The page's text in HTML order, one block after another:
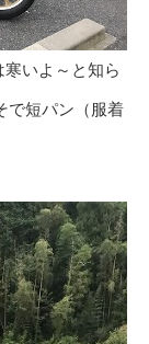
いよ～と知ら
で短パン（服着